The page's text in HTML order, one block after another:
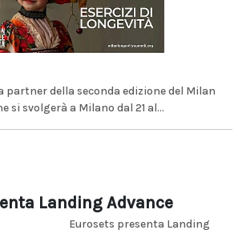
partner della seconda edizione del Milan
si svolgerà a Milano dal 21 al...
Landing Advance
Eurosets presenta Landing